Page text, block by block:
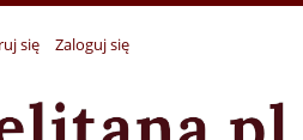
się Zaloguj się